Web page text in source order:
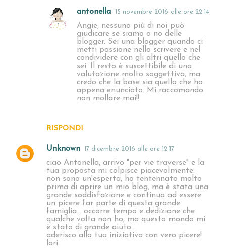
RISPONDI
antonella 15 novembre 2016 alle ore 22:14
Angie, nessuno più di noi può
giudicare se siamo o no delle
blogger. Sei una blogger quando ci
metti passione nello scrivere e nel
condividere con gli altri quello che
sei. Il resto è suscettibile di una
valutazione molto soggettiva, ma
credo che la base sia quella che ho
appena enunciato. Mi raccomando
non mollare mai!!
Unknown 17 dicembre 2016 alle ore 12:17
ciao Antonella, arrivo "per vie traverse" e la
tua proposta mi colpisce piacevolmente:
non sono un'esperta, ho tentennato molto
prima di aprire un mio blog, ma è stata una
grande soddisfazione e continua ad essere
un picere far parte di questa grande
famiglia... occorre tempo e dedizione che
qualche volta non ho, ma questo mondo mi
è stato di grande aiuto...
aderisco alla tua iniziativa con vero picere!
lori